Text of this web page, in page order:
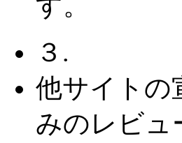
３.
他サイトの
みのレビュ